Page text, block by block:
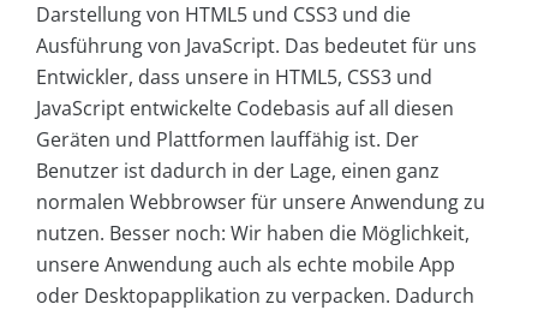
Darstellung von HTML5 und CSS3 und die
Ausführung von JavaScript. Das bedeutet für uns
Entwickler, dass unsere in HTML5, CSS3 und
JavaScript entwickelte Codebasis auf all diesen
Geräten und Plattformen lauffähig ist. Der
Benutzer ist dadurch in der Lage, einen ganz
normalen Webbrowser für unsere Anwendung zu
nutzen. Besser noch: Wir haben die Möglichkeit,
unsere Anwendung auch als echte mobile App
oder Desktopapplikation zu verpacken. Dadurch